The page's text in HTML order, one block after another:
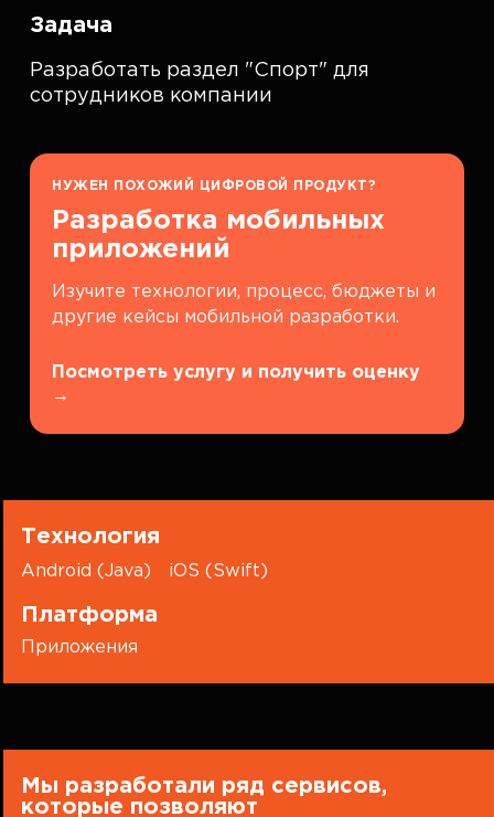
Задача
Разработать раздел "Спорт" для
сотрудников компании
НУЖЕН ПОХОЖИЙ ЦИФРОВОЙ ПРОДУКТ?
Разработка мобильных
приложений
Изучите технологии, процесс, бюджеты и
другие кейсы мобильной разработки.
Посмотреть услугу и получить оценку
→
Технология
Android (Java) iOS (Swift)
Платформа
Приложения
Мы разработали ряд сервисов,
которые позволяют